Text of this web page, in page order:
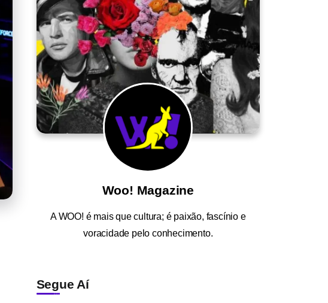
Woo! Magazine
AWOO! é mais que cultura; é paixão, fascínio e
voracidade pelo conhecimento.
Segue Aí